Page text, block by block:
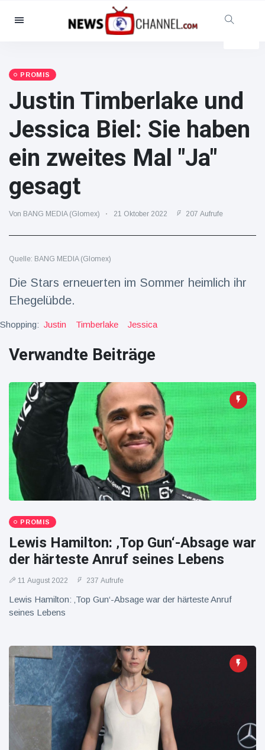
Kategorien
Soziales & Spaß
Kino und TV
(12454)
Promis
(39366)
Mode & Schönheit
(2776)
Essen und Trinken
Gaming
(3575)
(8534)
Reisen & Abenteuer
(2252)
Neueste
Nachrichten
England":
Fans
frustriert
nach WM-
Aus
16 Juli
Sorge um
Jungstorch
nimmt
glückliche
Wendung
16 Juli
52
Aufrufe
Warnung
und Hitze
in New
Aufrufe
PROMIS
Justin Timberlake und
Jessica Biel: Sie haben
ein zweites Mal "Ja"
gesagt
Von BANG MEDIA (Glomex) 21 Oktober 2022 207 Aufrufe
Quelle: BANG MEDIA (Glomex)
Die Stars erneuerten im Sommer heimlich ihr
Ehegelübde.
Shopping: Justin Timberlake Jessica
Verwandte Beiträge
PROMIS
Lewis Hamilton: ‚Top Gun‘-Absage war
der härteste Anruf seines Lebens
11 August 2022 237 Aufrufe
Lewis Hamilton: ‚Top Gun‘-Absage war der härteste Anruf
seines Lebens